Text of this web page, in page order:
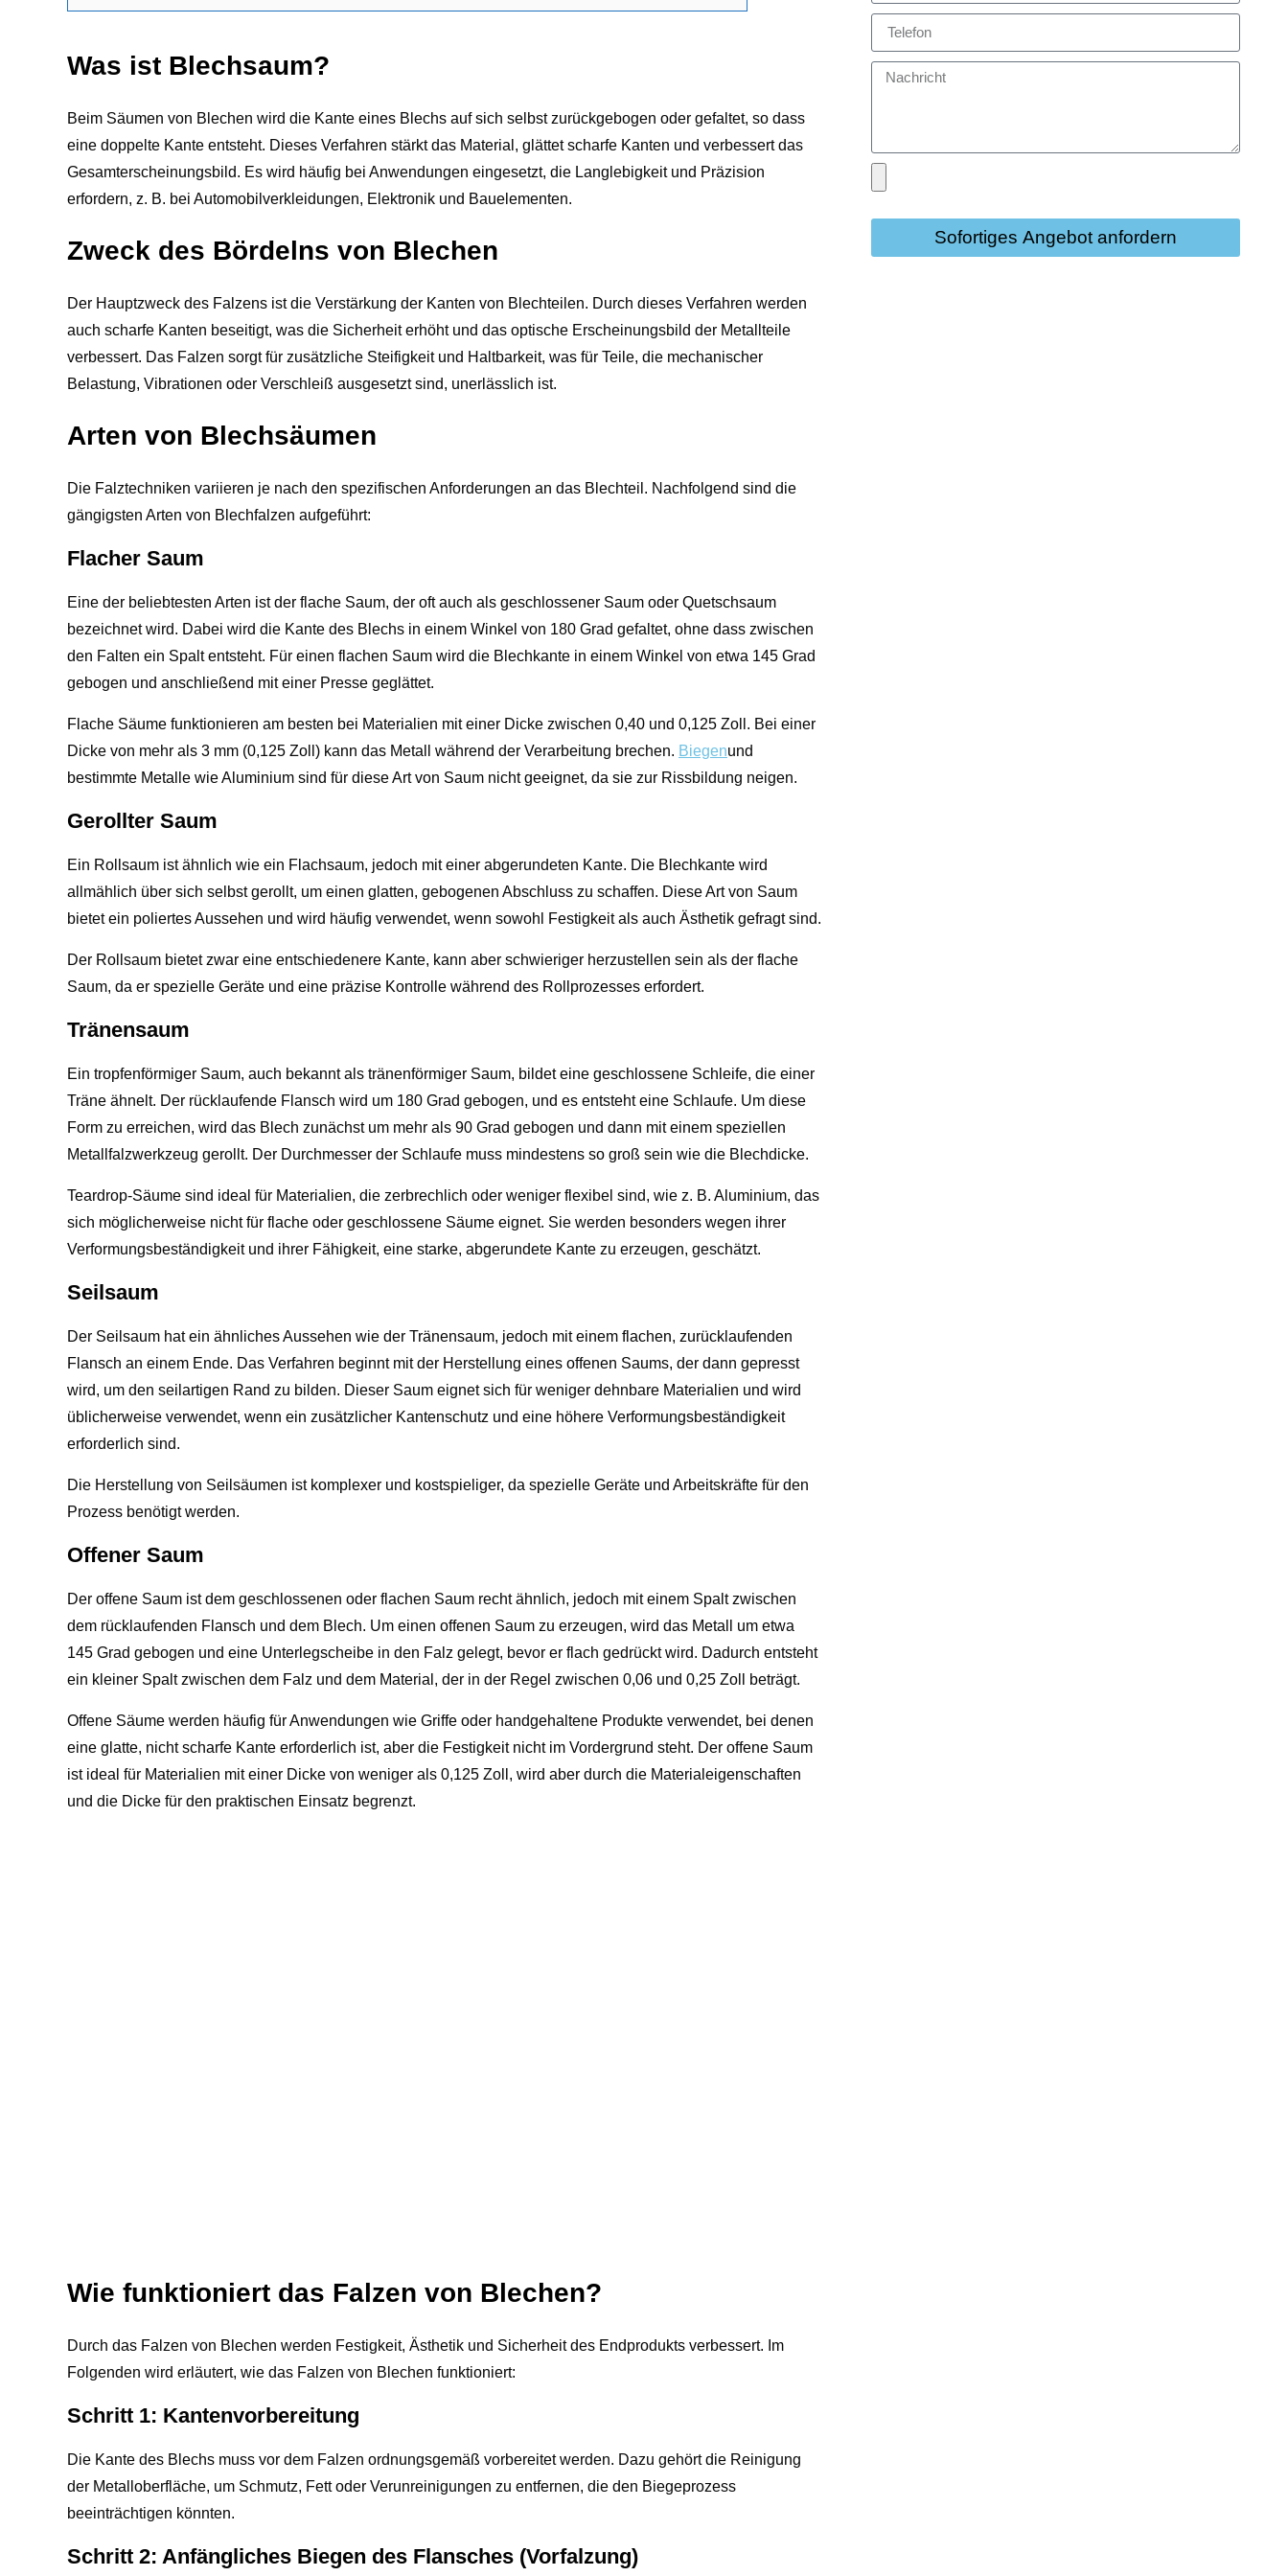
Was ist Blechsaum?
Beim Säumen von Blechen wird die Kante eines Blechs auf sich selbst zurückgebogen oder gefaltet, so dass
eine doppelte Kante entsteht. Dieses Verfahren stärkt das Material, glättet scharfe Kanten und verbessert das
Gesamterscheinungsbild. Es wird häufig bei Anwendungen eingesetzt, die Langlebigkeit und Präzision
erfordern, z. B. bei Automobilverkleidungen, Elektronik und Bauelementen.
Zweck des Bördelns von Blechen
Der Hauptzweck des Falzens ist die Verstärkung der Kanten von Blechteilen. Durch dieses Verfahren werden
auch scharfe Kanten beseitigt, was die Sicherheit erhöht und das optische Erscheinungsbild der Metallteile
verbessert. Das Falzen sorgt für zusätzliche Steifigkeit und Haltbarkeit, was für Teile, die mechanischer
Belastung, Vibrationen oder Verschleiß ausgesetzt sind, unerlässlich ist.
Arten von Blechsäumen
Die Falztechniken variieren je nach den spezifischen Anforderungen an das Blechteil. Nachfolgend sind die
gängigsten Arten von Blechfalzen aufgeführt:
Flacher Saum
Eine der beliebtesten Arten ist der flache Saum, der oft auch als geschlossener Saum oder Quetschsaum
bezeichnet wird. Dabei wird die Kante des Blechs in einem Winkel von 180 Grad gefaltet, ohne dass zwischen
den Falten ein Spalt entsteht. Für einen flachen Saum wird die Blechkante in einem Winkel von etwa 145 Grad
gebogen und anschließend mit einer Presse geglättet.
Flache Säume funktionieren am besten bei Materialien mit einer Dicke zwischen 0,40 und 0,125 Zoll. Bei einer
Dicke von mehr als 3 mm (0,125 Zoll) kann das Metall während der Verarbeitung brechen. Biegenund
bestimmte Metalle wie Aluminium sind für diese Art von Saum nicht geeignet, da sie zur Rissbildung neigen.
Gerollter Saum
Ein Rollsaum ist ähnlich wie ein Flachsaum, jedoch mit einer abgerundeten Kante. Die Blechkante wird
allmählich über sich selbst gerollt, um einen glatten, gebogenen Abschluss zu schaffen. Diese Art von Saum
bietet ein poliertes Aussehen und wird häufig verwendet, wenn sowohl Festigkeit als auch Ästhetik gefragt sind.
Der Rollsaum bietet zwar eine entschiedenere Kante, kann aber schwieriger herzustellen sein als der flache
Saum, da er spezielle Geräte und eine präzise Kontrolle während des Rollprozesses erfordert.
Tränensaum
Ein tropfenförmiger Saum, auch bekannt als tränenförmiger Saum, bildet eine geschlossene Schleife, die einer
Träne ähnelt. Der rücklaufende Flansch wird um 180 Grad gebogen, und es entsteht eine Schlaufe. Um diese
Form zu erreichen, wird das Blech zunächst um mehr als 90 Grad gebogen und dann mit einem speziellen
Metallfalzwerkzeug gerollt. Der Durchmesser der Schlaufe muss mindestens so groß sein wie die Blechdicke.
Teardrop-Säume sind ideal für Materialien, die zerbrechlich oder weniger flexibel sind, wie z. B. Aluminium, das
sich möglicherweise nicht für flache oder geschlossene Säume eignet. Sie werden besonders wegen ihrer
Verformungsbeständigkeit und ihrer Fähigkeit, eine starke, abgerundete Kante zu erzeugen, geschätzt.
Seilsaum
Der Seilsaum hat ein ähnliches Aussehen wie der Tränensaum, jedoch mit einem flachen, zurücklaufenden
Flansch an einem Ende. Das Verfahren beginnt mit der Herstellung eines offenen Saums, der dann gepresst
wird, um den seilartigen Rand zu bilden. Dieser Saum eignet sich für weniger dehnbare Materialien und wird
üblicherweise verwendet, wenn ein zusätzlicher Kantenschutz und eine höhere Verformungsbeständigkeit
erforderlich sind.
Die Herstellung von Seilsäumen ist komplexer und kostspieliger, da spezielle Geräte und Arbeitskräfte für den
Prozess benötigt werden.
Offener Saum
Der offene Saum ist dem geschlossenen oder flachen Saum recht ähnlich, jedoch mit einem Spalt zwischen
dem rücklaufenden Flansch und dem Blech. Um einen offenen Saum zu erzeugen, wird das Metall um etwa
145 Grad gebogen und eine Unterlegscheibe in den Falz gelegt, bevor er flach gedrückt wird. Dadurch entsteht
ein kleiner Spalt zwischen dem Falz und dem Material, der in der Regel zwischen 0,06 und 0,25 Zoll beträgt.
Offene Säume werden häufig für Anwendungen wie Griffe oder handgehaltene Produkte verwendet, bei denen
eine glatte, nicht scharfe Kante erforderlich ist, aber die Festigkeit nicht im Vordergrund steht. Der offene Saum
ist ideal für Materialien mit einer Dicke von weniger als 0,125 Zoll, wird aber durch die Materialeigenschaften
und die Dicke für den praktischen Einsatz begrenzt.
Wie funktioniert das Falzen von Blechen?
Durch das Falzen von Blechen werden Festigkeit, Ästhetik und Sicherheit des Endprodukts verbessert. Im
Folgenden wird erläutert, wie das Falzen von Blechen funktioniert:
Schritt 1: Kantenvorbereitung
Die Kante des Blechs muss vor dem Falzen ordnungsgemäß vorbereitet werden. Dazu gehört die Reinigung
der Metalloberfläche, um Schmutz, Fett oder Verunreinigungen zu entfernen, die den Biegeprozess
beeinträchtigen könnten.
Schritt 2: Anfängliches Biegen des Flansches (Vorfalzung)
Sofortiges Angebot anfordern